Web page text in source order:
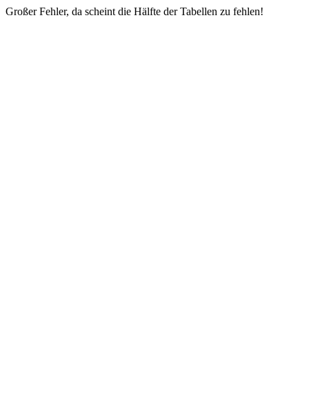
Großer Fehler, da scheint die Hälfte der Tabellen zu fehlen!